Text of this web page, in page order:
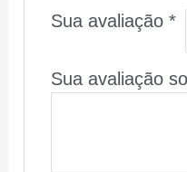
Sua avaliação *
Sua avaliação